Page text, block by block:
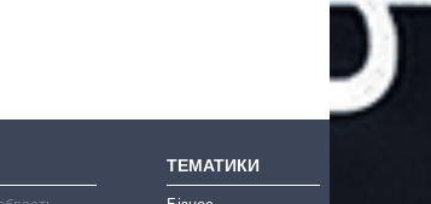
ТЕМАТИКИ